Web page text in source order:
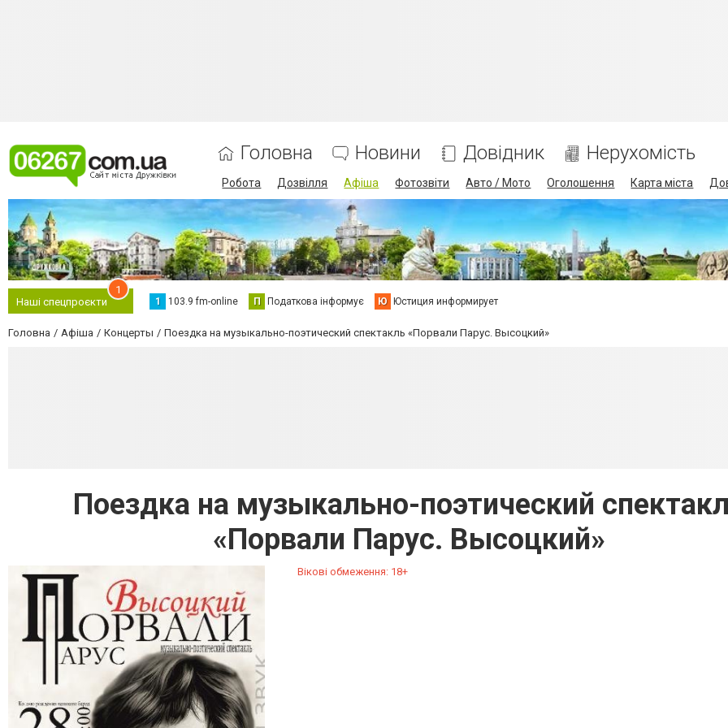
Головна Новини Довідник Нерухомість
Робота Дозвілля Афіша Фотозвіти Авто / Мото Оголошення Карта міста
Наші спецпроєкти
1
1 103.9 fm-online П Податкова інформує Ю Юстиция информирует
Головна Афіша Концерты Поездка на музыкально-поэтический спектакль «Порвали Парус. Высоцкий»
Поездка на музыкально-поэтический
«Порвали Парус. Высоцкий»
Вікові обмеження: 18+